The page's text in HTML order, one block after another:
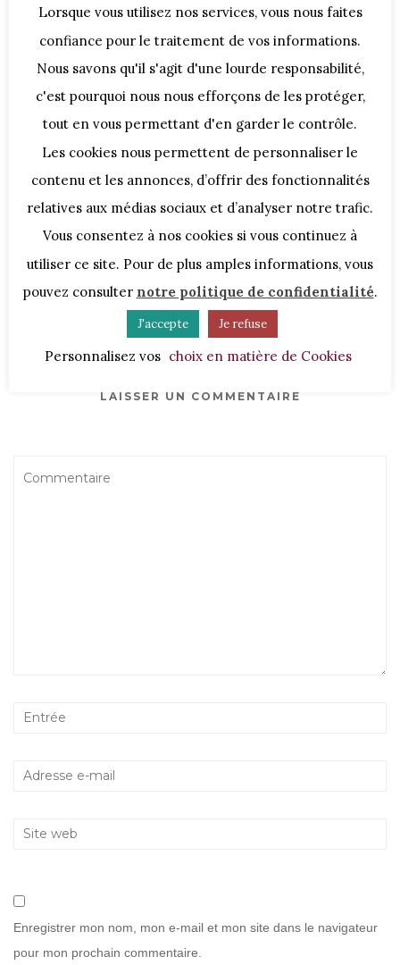
Mais n’oubliez pas 2 règles de base :
– Un poste de travail adapté,
– Une activité physique régulière
exercices derenforcement musculaire
abdominale)
Sont indispensables !
No comments yet
LAISSER UN COMMENTAIRE
Enregistrer mon nom, mon e-mail et mon site dans le navigateur
pour mon prochain commentaire.
Lorsque vous utilisez nos services, vous nous faites
confiance pour le traitement de vos informations.
Nous savons qu'il s'agit d'une lourde responsabilité,
c'est pourquoi nous nous efforçons de les protéger,
tout en vous permettant d'en garder le contrôle.
Les cookies nous permettent de personnaliser le
contenu et les annonces, d’offrir des fonctionnalités
relatives aux médias sociaux et d’analyser notre trafic.
Vous consentez à nos cookies si vous continuez à
utiliser ce site. Pour de plus amples informations, vous
pouvez consulter notre politique de confidentialité.
J'accepte Je refuse
Personnalisez vos choix en matière de Cookies